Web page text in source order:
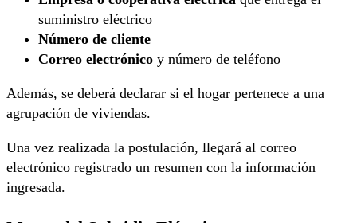
suministro eléctrico
Número de cliente
Correo electrónico y número de teléfono
Además, se deberá declarar si el hogar pertenece a una
agrupación de viviendas.
Una vez realizada la postulación, llegará al correo
electrónico registrado un resumen con la información
ingresada.